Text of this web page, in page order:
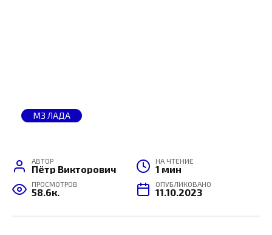
МЗ ЛАДА
АВТОР
Пётр Викторович
НА ЧТЕНИЕ
1 мин
ПРОСМОТРОВ
58.6к.
ОПУБЛИКОВАНО
11.10.2023